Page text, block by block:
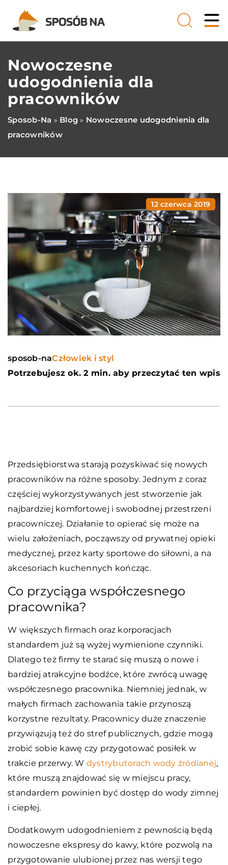
Nowoczesne
udogodnienia dla
pracowników
Sposob-Na » Blog » Nowoczesne udogodnienia dla
pracowników
12 czerwca 2019
sposob-naCzłowiek i styl
Potrzebujesz ok. 2 min. aby przeczytać ten wpis
Przedsiębiorstwa starają pozyskiwać się nowych
pracowników na różne sposoby. Jednym z coraz
częściej wykorzystywanych jest stworzenie jak
najbardziej komfortowej i swobodnej przestrzeni
pracowniczej. Działanie to opierać się może na
wielu założeniach, począwszy od prywatnej opieki
medycznej, przez karty sportowe do siłowni, a na
akcesoriach kuchennych kończąc.
Co przyciąga współczesnego
pracownika?
W większych firmach oraz korporacjach
standardem już są wyżej wymienione czynniki.
Dlatego też firmy te starać się muszą o nowe i
bardziej atrakcyjne bodźce, które zwrócą uwagę
współczesnego pracownika. Niemniej jednak, w
małych firmach zachowania takie przynoszą
korzystne rezultaty. Pracownicy duże znaczenie
przywiązują też do stref publicznych, gdzie mogą
zrobić sobie kawę czy przygotować posiłek w
trakcie przerwy. W dystrybutorach wody źródlanej,
które muszą znajdować się w miejscu pracy,
standardem powinien być dostęp do wody zimnej
i ciepłej.
Dodatkowym udogodnieniem z pewnością będą
nowoczesne ekspresy do kawy, które pozwolą na
przygotowanie ulubionej przez nas wersji tego